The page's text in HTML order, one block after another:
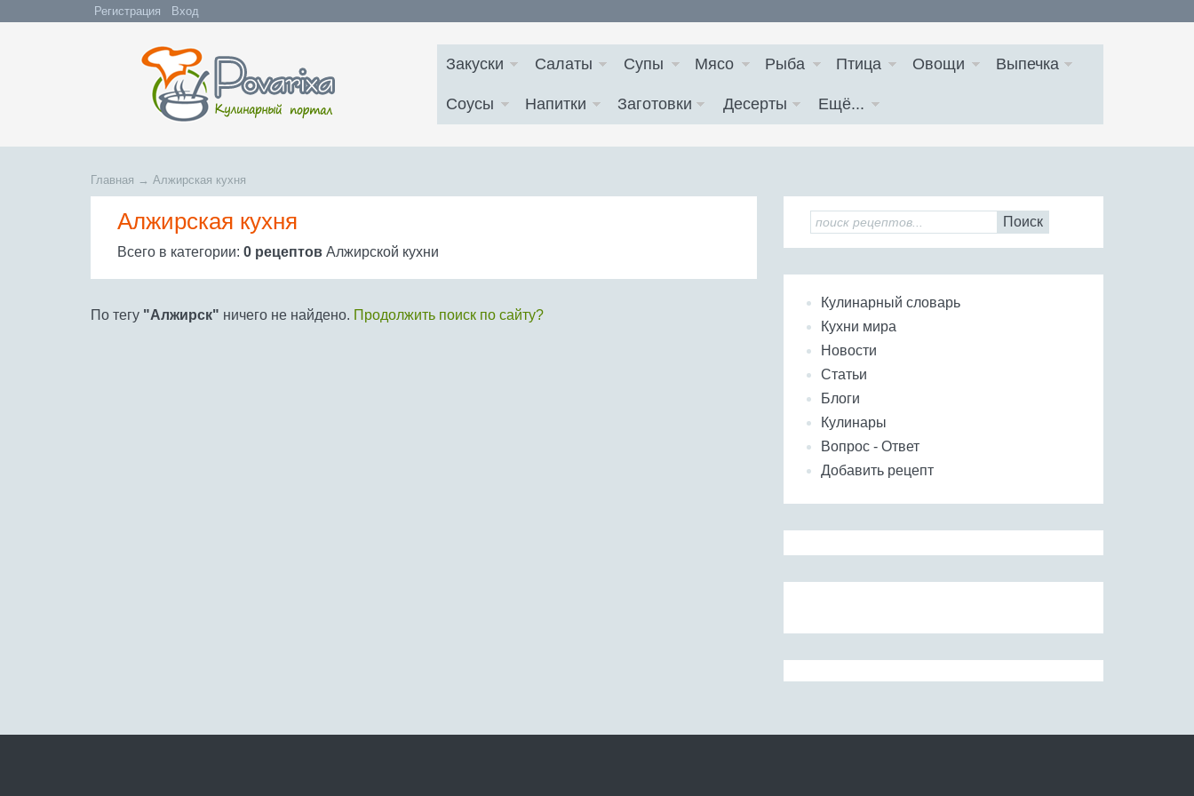
Регистрация Вход
Закуски Салаты Супы Мясо Рыба Птица Овощи Выпечка
Соусы Напитки Заготовки Десерты Ещё...
Главная → Алжирская кухня
Алжирская кухня
Всего в категории: 0 рецептов Алжирской кухни
По тегу "Алжирск" ничего не найдено. Продолжить поиск по сайту?
Поиск
Кулинарный словарь
Кухни мира
Новости
Статьи
Блоги
Кулинары
Вопрос - Ответ
Добавить рецепт